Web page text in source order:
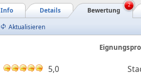
Bewertung
Details
Info
2
Aktualisieren
5,0